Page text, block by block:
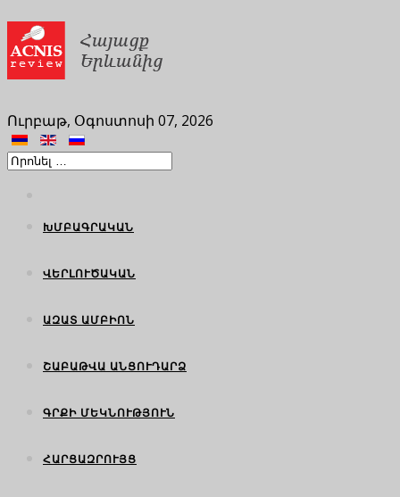
Ուրբաթ, Օգոստոսի 07, 2026
ԽՄԲԱԳՐԱԿԱՆ
ՎԵՐԼՈՒԾԱԿԱՆ
ԱԶԱՏ ԱՄԲԻՈՆ
ՇԱԲԱԹՎԱ ԱՆՑՈՒԴԱՐՁ
ԳՐՔԻ ՄԵԿՆՈՒԹՅՈՒՆ
ՀԱՐՑԱԶՐՈՒՅՑ